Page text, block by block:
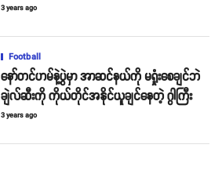
3 years ago
Football
နော်တင်ဟမ်နဲ့ပွဲမှာ အာဆင်နယ်ကို မရှုံးစေချင်ဘဲ
ချဲလ်ဆီးကို ကိုယ်တိုင်အနိုင်ယူချင်နေတဲ့ ဂွါကြီး
3 years ago